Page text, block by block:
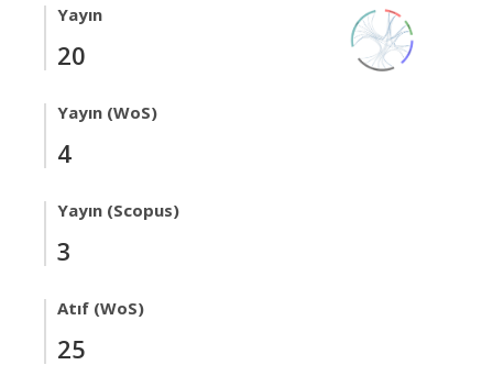
Yayın
20
Yayın (WoS)
4
Yayın (Scopus)
3
Atıf (WoS)
25